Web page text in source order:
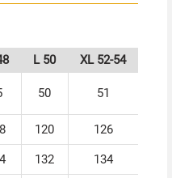
Borte und
wird. Oder
 die Party Kirche!
können separat
L 50
XL 52-54
50 51
120
126
132
134